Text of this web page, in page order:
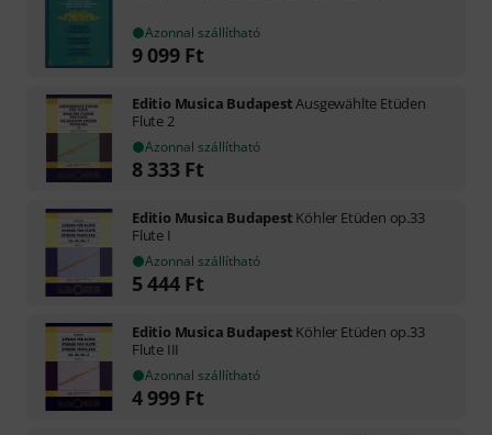
Azonnal szállítható
9 099 Ft
Editio Musica BudapestAusgewählte Etüden
Flute 2
Azonnal szállítható
8 333 Ft
Editio Musica Budapest Köhler Etüden op.33
Flute I
Azonnal szállítható
5 444 Ft
Editio Musica Budapest Köhler Etüden op.33
Flute III
Azonnal szállítható
4 999 Ft